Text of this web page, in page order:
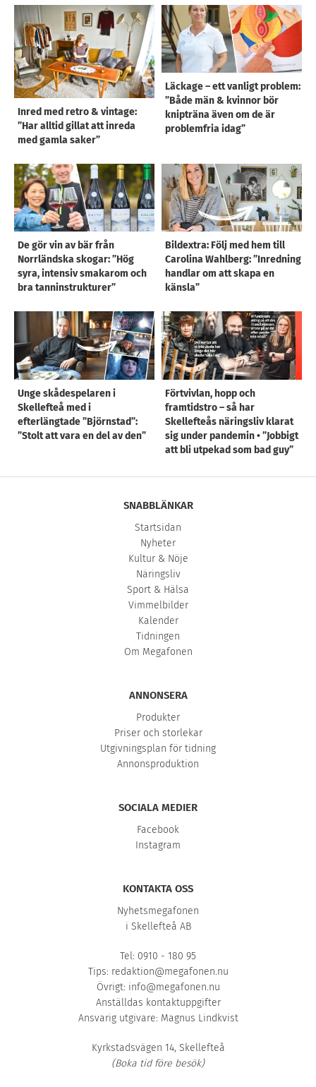
Inred med retro & vintage:
”Har alltid gillat att inreda
med gamla saker”
Läckage – ett vanligt problem:
”Både män & kvinnor bör
knipträna även om de är
problemfria idag”
De gör vin av bär från
Norrländska skogar: ”Hög
syra, intensiv smakarom och
bra tanninstrukturer”
Bildextra: Följ med hem till
Carolina Wahlberg: ”Inredning
handlar om att skapa en
känsla”
Unge skådespelaren i
Skellefteå med i
efterlängtade ”Björnstad”:
”Stolt att vara en del av den”
Förtvivlan, hopp och
framtidstro – så har
Skellefteås näringsliv klarat
sig under pandemin • ”Jobbigt
att bli utpekad som bad guy”
SNABBLÄNKAR
Startsidan
Nyheter
Kultur & Nöje
Näringsliv
Sport & Hälsa
Vimmelbilder
Kalender
Tidningen
Om Megafonen
ANNONSERA
Produkter
Priser och storlekar
Utgivningsplan för tidning
Annonsproduktion
SOCIALA MEDIER
Facebook
Instagram
KONTAKTA OSS
Nyhetsmegafonen
i Skellefteå AB
Tel: 0910 - 180 95
Tips: redaktion@megafonen.nu
Övrigt: info@megafonen.nu
Anställdas kontaktuppgifter
Ansvarig utgivare: Magnus Lindkvist
Kyrkstadsvägen 14, Skellefteå
(Boka tid före besök)